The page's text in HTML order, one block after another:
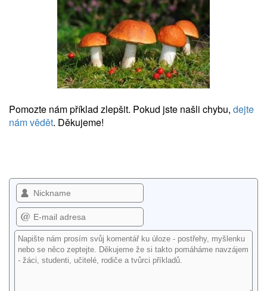
Pomozte nám příklad zlepšit. Pokud jste našli chybu, dejte
nám vědět. Děkujeme!